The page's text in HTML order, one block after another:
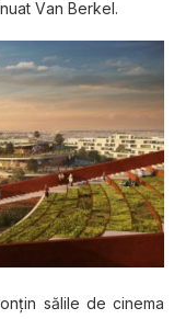
Vаn Berkel.
ѕălіlе dе сіnеmа